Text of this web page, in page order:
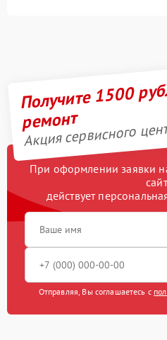
Получите 1500
ремонт
Акция сервисного
При оформлении заявки
действует
Отправляя, Вы соглашаетесь с